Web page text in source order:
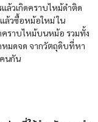
ล้วเกิดคราบไหม้ดำติด
ล้วซื้อหม้อใหม่ ใน
คราบไหม้บนหม้อ รวมทั้ง
หมดจด จากวัตถุดิบที่หา
นกัน